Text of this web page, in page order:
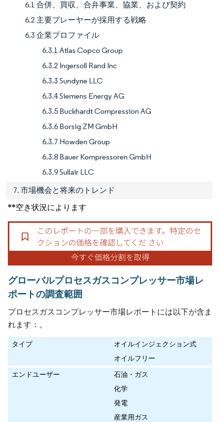
6.1 合併、買収、合弁事業、協業、および契約
6.2 主要プレーヤーが採用する戦略
6.3 企業プロファイル
6.3.1 Atlas Copco Group
6.3.2 Ingersoll Rand Inc
6.3.3 Sundyne LLC
6.3.4 Siemens Energy AG
6.3.5 Buckhardt Compression AG
6.3.6 Borsig ZM GmbH
6.3.7 Howden Group
6.3.8 Bauer Kompressoren GmbH
6.3.9 Sullair LLC
7. 市場機会と将来のトレンド
**空き状況によります
グローバルプロセスガスコンプレッサー市場レ
ポートの調査範囲
プロセスガスコンプレッサー市場レポートには以下が含ま
れます：。
タイプ
オイルインジェクション式
オイルフリー
エンドユーザー
石油・ガス
化学
発電
産業用ガス